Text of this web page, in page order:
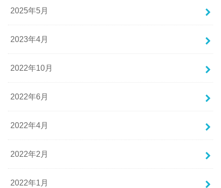
2025年5月
2023年4月
2022年10月
2022年6月
2022年4月
2022年2月
2022年1月